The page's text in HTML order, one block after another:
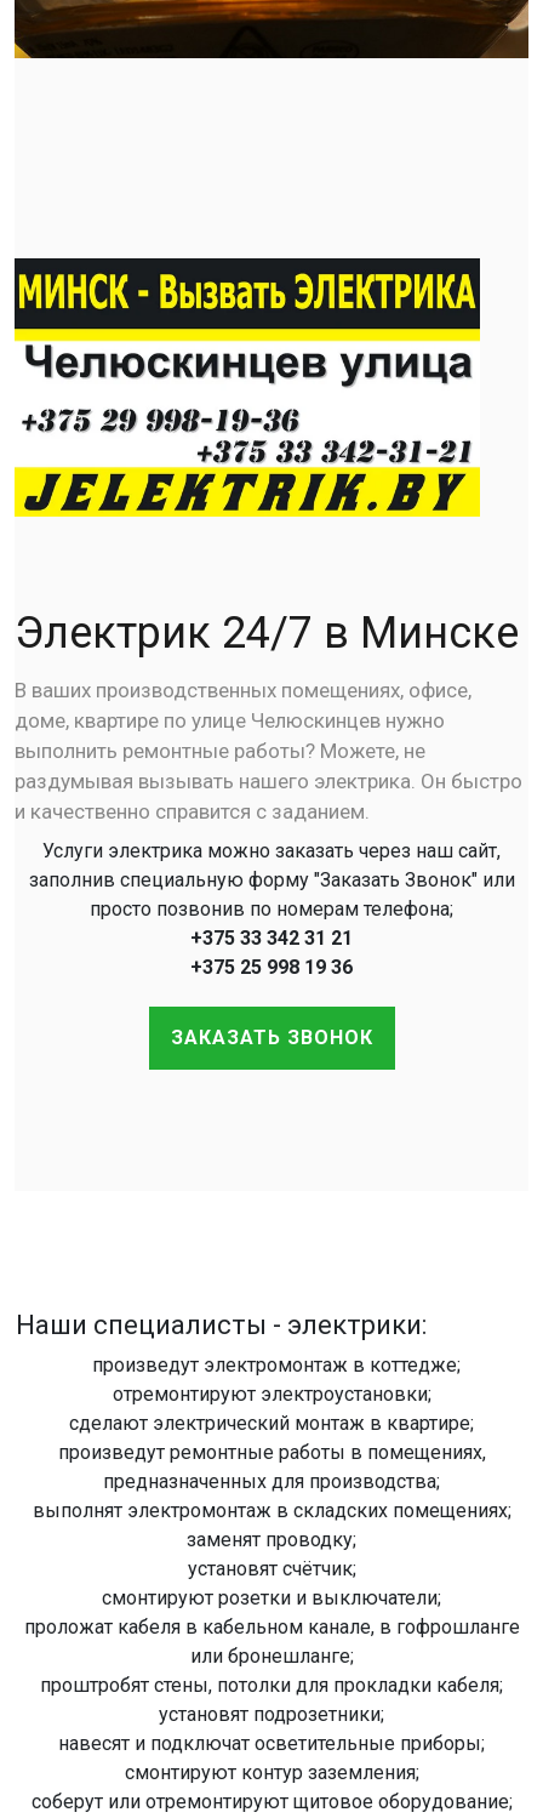
Электрик 24/7 в Минске
В ваших производственных помещениях, офисе,
доме, квартире по улице Челюскинцев нужно
выполнить ремонтные работы? Можете, не
раздумывая вызывать нашего электрика. Он быстро
и качественно справится с заданием.
Услуги электрика можно заказать через наш сайт,
заполнив специальную форму "Заказать Звонок" или
просто позвонив по номерам телефона;
+375 33 342 31 21
+375 25 998 19 36
ЗАКАЗАТЬ ЗВОНОК
Наши специалисты - электрики:
произведут электромонтаж в коттедже;
отремонтируют электроустановки;
сделают электрический монтаж в квартире;
произведут ремонтные работы в помещениях,
предназначенных для производства;
выполнят электромонтаж в складских помещениях;
заменят проводку;
установят счётчик;
смонтируют розетки и выключатели;
проложат кабеля в кабельном канале, в гофрошланге
или бронешланге;
проштробят стены, потолки для прокладки кабеля;
установят подрозетники;
навесят и подключат осветительные приборы;
смонтируют контур заземления;
соберут или отремонтируют щитовое оборудование;